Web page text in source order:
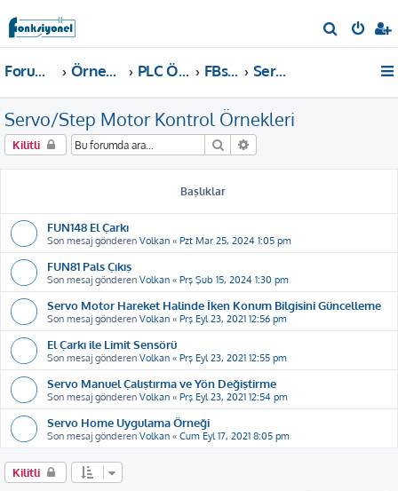
r
Forum ana sayfa Örnekler ve Dokümanlar PLC Örnekleri FBs, B1, B1z, HB1 PLC Servo/Step Motor Kontrol Örnekleri
Servo/Step Motor Kontrol Örnekleri
Kilitli Ara
Başlıklar
FUN148 El Çarkı
Son mesaj gönderen Volkan « Pzt Mar 25, 2024 1:05 pm
FUN81 Pals Çıkış
Son mesaj gönderen Volkan « Prş Şub 15, 2024 1:30 pm
Servo Motor Hareket Halinde İken Konum Bilgisini Güncelleme
Son mesaj gönderen Volkan « Prş Eyl 23, 2021 12:56 pm
El Çarkı ile Limit Sensörü
Son mesaj gönderen Volkan « Prş Eyl 23, 2021 12:55 pm
Servo Manuel Çalıştırma ve Yön Değiştirme
Son mesaj gönderen Volkan « Prş Eyl 23, 2021 12:54 pm
Servo Home Uygulama Örneği
Son mesaj gönderen Volkan « Cum Eyl 17, 2021 8:05 pm
Kilitli